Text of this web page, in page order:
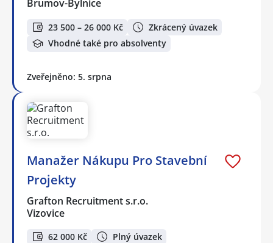
Brumov-Bylnice
23 500 – 26 000 Kč
Zkrácený úvazek
Vhodné také pro absolventy
Zveřejněno: 5. srpna
Manažer Nákupu Pro Stavební
Projekty
Grafton Recruitment s.r.o.
Vizovice
62 000 Kč Plný úvazek